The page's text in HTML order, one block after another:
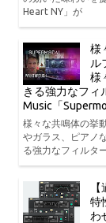
Heart NY」が
様
ル
様
きる強力なフィ
Music「
様々な共鳴体の挙
やガラス、ピアノ
る強力なフィルタ
特
わ